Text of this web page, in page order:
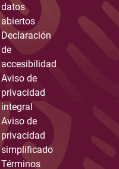
datos
abiertos
Declaración
de
accesibilidad
Aviso de
privacidad
integral
Aviso de
privacidad
simplificado
Términos